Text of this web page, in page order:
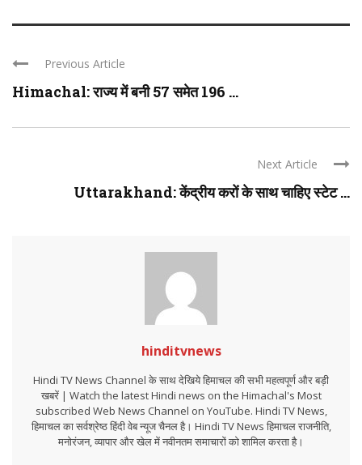
Previous Article
Himachal: राज्य में बनी 57 समेत 196 ...
Next Article
Uttarakhand: केंद्रीय करों के साथ चाहिए स्टेट ...
hinditvnews
Hindi TV News Channel के साथ देखिये हिमाचल की सभी महत्वपूर्ण और बड़ी
खबरें | Watch the latest Hindi news on the Himachal's Most
subscribed Web News Channel on YouTube. Hindi TV News,
हिमाचल का सर्वश्रेष्ठ हिंदी वेब न्यूज चैनल है। Hindi TV News हिमाचल राजनीति,
मनोरंजन, व्यापार और खेल में नवीनतम समाचारों को शामिल करता है।